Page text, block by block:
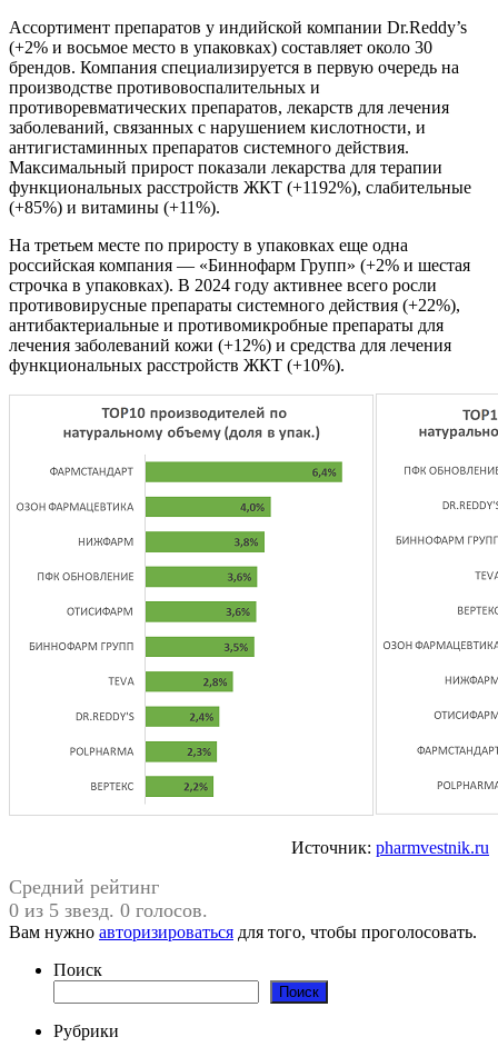
Ассортимент препаратов у индийской компании Dr.Reddy’s
(+2% и восьмое место в упаковках) составляет около 30
брендов. Компания специализируется в первую очередь на
производстве противовоспалительных и
противоревматических препаратов, лекарств для лечения
заболеваний, связанных с нарушением кислотности, и
антигистаминных препаратов системного действия.
Максимальный прирост показали лекарства для терапии
функциональных расстройств ЖКТ (+1192%), слабительные
(+85%) и витамины (+11%).
На третьем месте по приросту в упаковках еще одна
российская компания — «Биннофарм Групп» (+2% и шестая
строчка в упаковках). В 2024 году активнее всего росли
противовирусные препараты системного действия (+22%),
антибактериальные и противомикробные препараты для
лечения заболеваний кожи (+12%) и средства для лечения
функциональных расстройств ЖКТ (+10%).
Источник: pharmvestnik.ru
Средний рейтинг
0 из 5 звезд. 0 голосов.
Вам нужно авторизироваться для того, чтобы проголосовать.
Поиск
Поиск
Рубрики